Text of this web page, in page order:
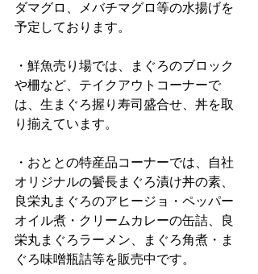
ダマグロ、メバチマグロ等の水揚げを
予定しております。
・鮮魚売り場では、まぐろのブロック
や柵など、テイクアウトコーナーで
は、生まぐろ握り寿司盛合せ、丼を取
り揃えています。
・おととの特産品コーナーでは、自社
オリジナルの鬢長まぐろ漬け丼の素、
良栄丸まぐろのアヒージョ・ペッパー
オイル煮・クリームカレーの缶詰、良
栄丸まぐろラーメン、まぐろ角煮・ま
ぐろ味噌瓶詰等を販売中です。